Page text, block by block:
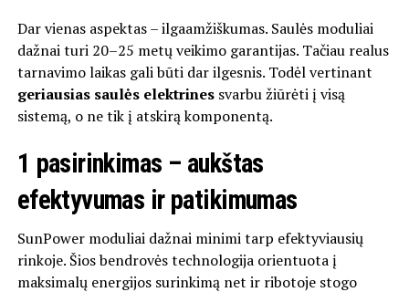
Dar vienas aspektas – ilgaamžiškumas. Saulės moduliai
dažnai turi 20–25 metų veikimo garantijas. Tačiau realus
tarnavimo laikas gali būti dar ilgesnis. Todėl vertinant
geriausias saulės elektrinessvarbu žiūrėti į visą
sistemą, o ne tik į atskirą komponentą.
1 pasirinkimas – aukštas
efektyvumas ir patikimumas
SunPowermoduliai dažnai minimi tarp efektyviausių
rinkoje. Šios bendrovės technologija orientuota į
maksimalų energijos surinkimą net ir ribotoje stogo